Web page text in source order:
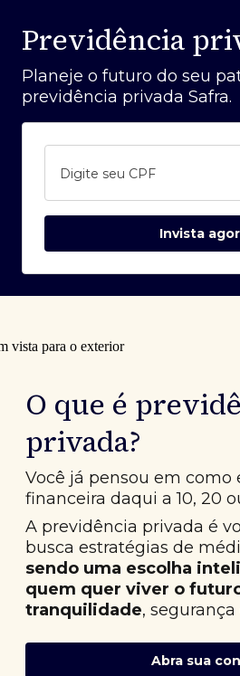
Previdência
Planeje o futuro do seu
previdência privada Safra.
Digite seu CPF
Invista
O que é
privada?
Você já pensou em como
financeira daqui a 10, 20
A previdência privada é
busca estratégias de
sendo uma escolha
quem quer viver o
tranquilidade,
Abra sua